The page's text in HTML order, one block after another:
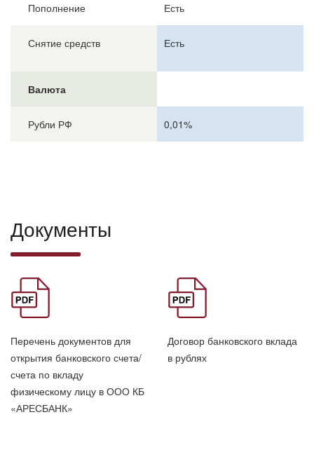
Пополнение Есть
Снятие средств Есть
Валюта
Рубли РФ 0,01%
Документы
Перечень документов для
открытия банковского счета/
счета по вкладу
физическому лицу в ООО КБ
«АРЕСБАНК»
Договор банковского вклада
в рублях